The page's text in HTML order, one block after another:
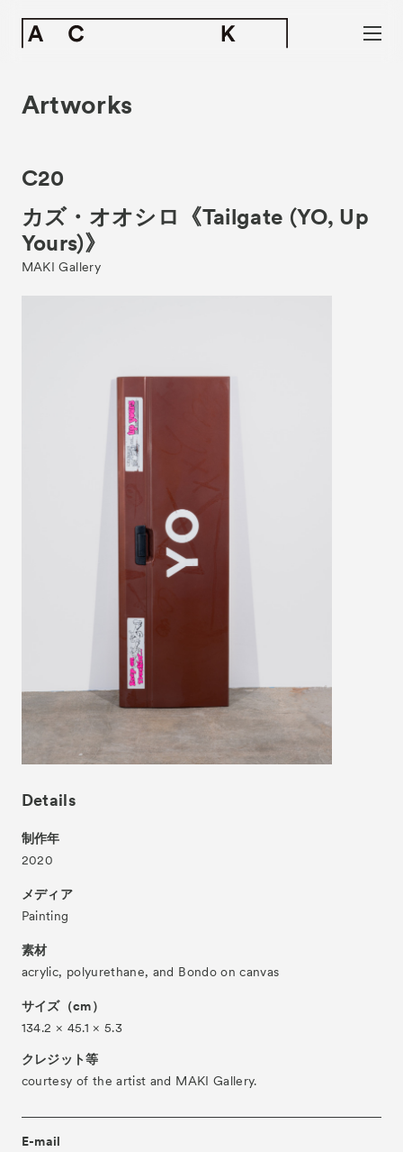
お知らせ
Exhibitors
- Kyoto Meetings
Artworks 作品一覧
- Satellite Program “Flowers of Time”
- Public Program
Talks トークイベント
For Kids キッズプログラム
Special Programs スペシャルプログラム
Associated Programs
Partners
Press
Contact お問い合わせ
Archive
Artworks
C20
カズ・オオシロ《Tailgate (YO, Up
Yours)》
MAKI Gallery
Details
制作年
2020
メディア
Painting
素材
acrylic, polyurethane, and Bondo on canvas
サイズ（cm）
134.2 × 45.1 × 5.3
クレジット等
courtesy of the artist and MAKI Gallery.
E-mail